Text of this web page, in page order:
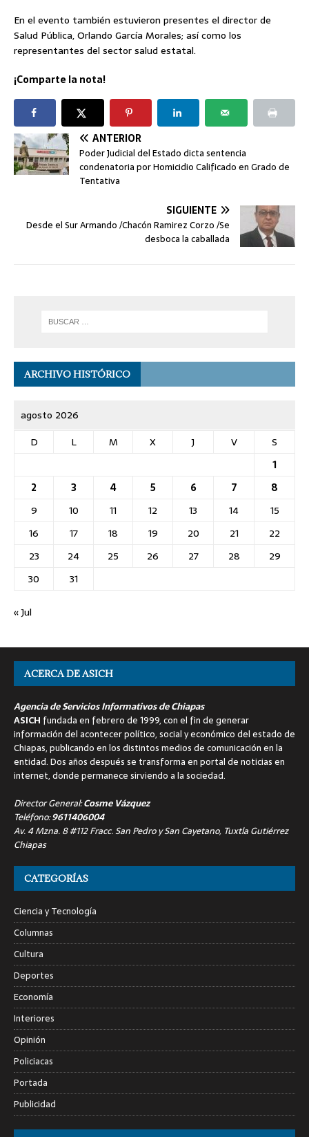
En el evento también estuvieron presentes el director de
Salud Pública, Orlando García Morales; así como los
representantes del sector salud estatal.
¡Comparte la nota!
ANTERIOR
Poder Judicial del Estado dicta sentencia
condenatoria por Homicidio Calificado en Grado de
Tentativa
SIGUIENTE
Desde el Sur Armando /Chacón Ramirez Corzo /Se
desboca la caballada
ARCHIVO HISTÓRICO
agosto 2026
D
L M X J V
S
1
2
3 4 5 6 7
8
9
10 11 12 13 14
15
16
17 18 19 20 21
22
23
24 25 26 27 28
29
30
31
« Jul
ACERCA DE ASICH
Agencia de Servicios Informativos de Chiapas
ASICH fundada en febrero de 1999, con el fin de generar
información del acontecer político, social y económico del estado de
Chiapas, publicando en los distintos medios de comunicación en la
entidad. Dos años después se transforma en portal de noticias en
internet, donde permanece sirviendo a la sociedad.
Director General:Cosme Vázquez
Teléfono:9611406004
Av. 4 Mzna. 8 #112 Fracc. San Pedro y San Cayetano, Tuxtla Gutiérrez
Chiapas
CATEGORÍAS
Ciencia y Tecnología
Columnas
Cultura
Deportes
Economía
Interiores
Opinión
Policiacas
Portada
Publicidad